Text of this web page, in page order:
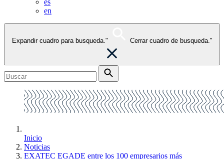
es
en
Expandir cuadro para busqueda." Cerrar cuadro de busqueda."
Inicio
Noticias
EXATEC EGADE entre los 100 empresarios más